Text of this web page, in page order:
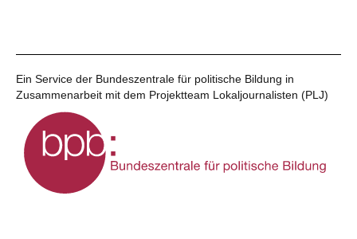
Ein Service der Bundeszentrale für politische Bildung in
Zusammenarbeit mit dem Projektteam Lokaljournalisten (PLJ)